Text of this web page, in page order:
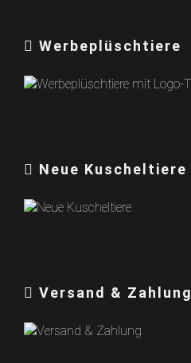
Werbeplüschtiere
Neue Kuscheltiere
Versand & Zahlung